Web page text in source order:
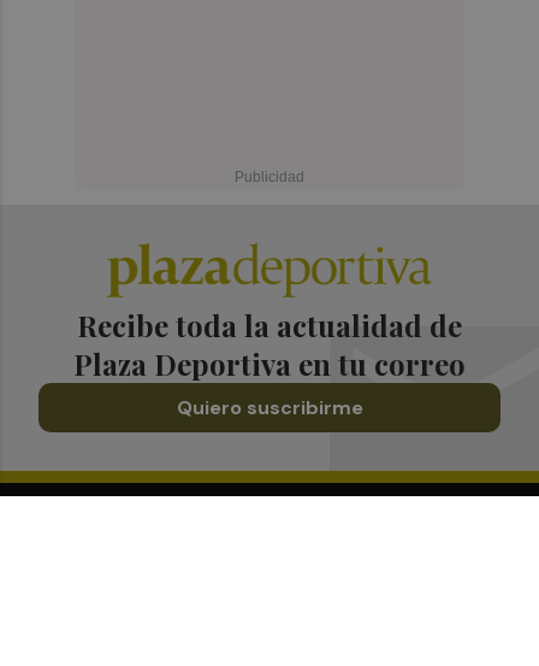
Recibe toda la actualidad de
Plaza Deportiva en tu correo
Quiero suscribirme